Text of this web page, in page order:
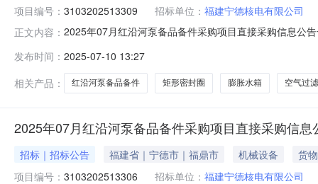
项目编号： 3103202513309 招标单位： 福建宁德核电有限公司
正文内容： 2025年07月红沿河泵备品备件采购项目直接采购信息公
罩密封垫膨胀水箱[21661750VOLVOPENTA]空气过滤器
发布时间： 2025-07-10 13:27
相关产品：
红沿河泵备品备件 矩形密封圈 膨胀水箱 空气过
2025年07月红沿河泵备品备件采购项目直接采购信息
招标｜招标公告 福建省｜宁德市｜福鼎市 机械设备
货物
项目编号： 3103202513306 招标单位： 福建宁德核电有限公司